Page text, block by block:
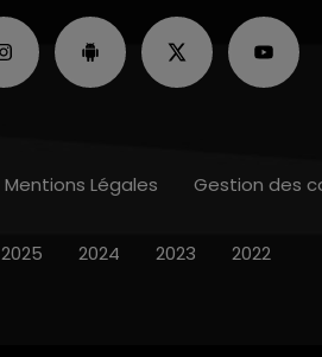
Mentions Légales Gestion des
2025 2024 2023 2022